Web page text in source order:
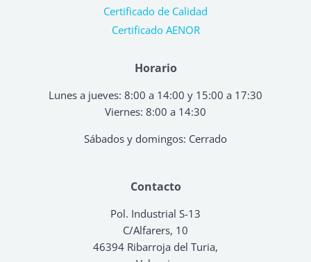
Contacto
Pol. Industrial S-13
C/Alfarers, 10
46394 Ribarroja del Turia,
Horario
Lunes a jueves: 8:00 a 14:00 y 15:00 a 17:30
Viernes: 8:00 a 14:30
Sábados y domingos: Cerrado
Certificado de Calidad
Certificado AENOR